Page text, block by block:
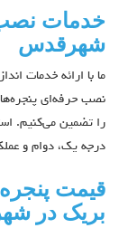
خدمات نصب
شهرقدس
ما با ارائه خدمات
نصب حرفه‌ای
را تضمین می‌کنیم.
درجه یک، دوام و
قیمت پنجره
بریک در